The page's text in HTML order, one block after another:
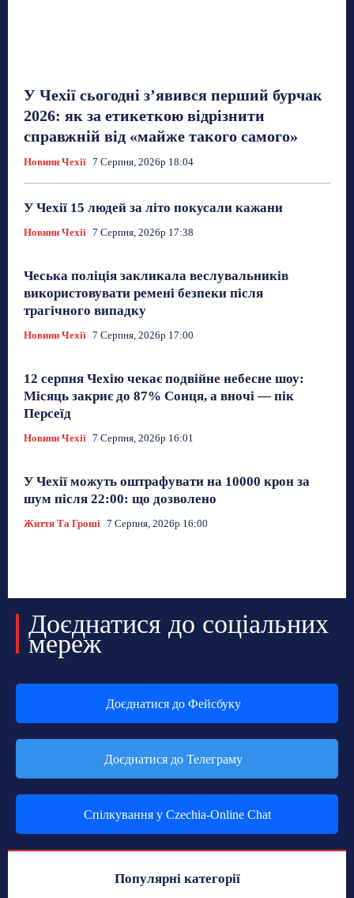
У Чехії сьогодні з’явився перший бурчак
2026: як за етикеткою відрізнити
справжній від «майже такого самого»
Новини Чехії 7 Серпня, 2026р 18:04
У Чехії 15 людей за літо покусали кажани
Новини Чехії 7 Серпня, 2026р 17:38
Чеська поліція закликала веслувальників
використовувати ремені безпеки після
трагічного випадку
Новини Чехії 7 Серпня, 2026р 17:00
12 серпня Чехію чекає подвійне небесне шоу:
Місяць закриє до 87% Сонця, а вночі — пік
Персеїд
Новини Чехії 7 Серпня, 2026р 16:01
У Чехії можуть оштрафувати на 10000 крон за
шум після 22:00: що дозволено
Життя Та Гроші 7 Серпня, 2026р 16:00
Доєднатися до соціальних
мереж
Доєднатися до Фейсбуку
Доєднатися до Телеграму
Спілкування у Czechia-Online Chat
Популярні категорії